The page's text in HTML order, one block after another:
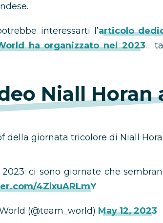
interessarti l’articolo
ha organizzato nel 2023…
Niall Horan
della giornata tricolore di Niall
ci sono giornate che
4ZlxuARLmY
(@team_world) May 12, 2023